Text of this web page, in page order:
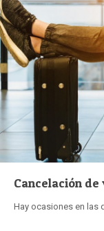
Cancelación
Hay ocasiones en las